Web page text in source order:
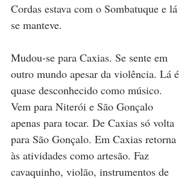
Cordas estava com o Sombatuque e lá
se manteve.
Mudou-se para Caxias. Se sente em
outro mundo apesar da violência. Lá é
quase desconhecido como músico.
Vem para Niterói e São Gonçalo
apenas para tocar. De Caxias só volta
para São Gonçalo. Em Caxias retorna
às atividades como artesão. Faz
cavaquinho, violão, instrumentos de